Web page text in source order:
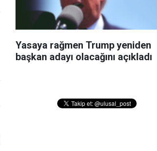
Yasaya rağmen Trump yeniden
başkan adayı olacağını açıkladı